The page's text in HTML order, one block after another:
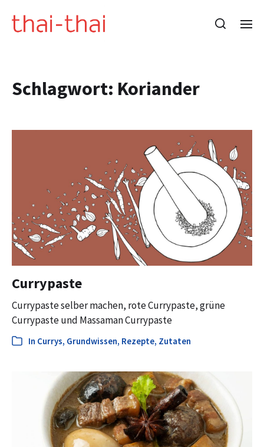
Schlagwort: Koriander
Currypaste
Currypaste selber machen, rote Currypaste, grüne
Currypaste und Massaman Currypaste
In Currys, Grundwissen, Rezepte, Zutaten